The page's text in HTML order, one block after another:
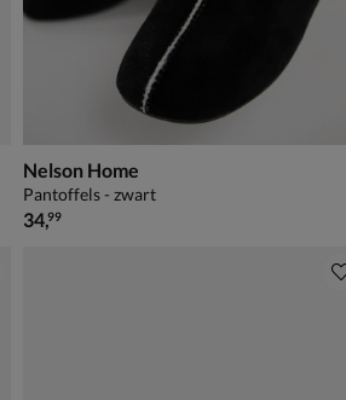
Nelson Home
Pantoffels - zwart
€ 34,99
34,99